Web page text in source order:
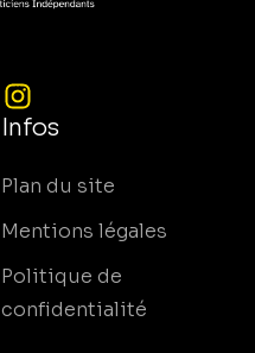
Infos
Plan du site
Mentions légales
Politique de
confidentialité